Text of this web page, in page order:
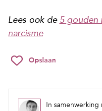
Lees ook de 5 gouden
narcisme
Opslaan
In